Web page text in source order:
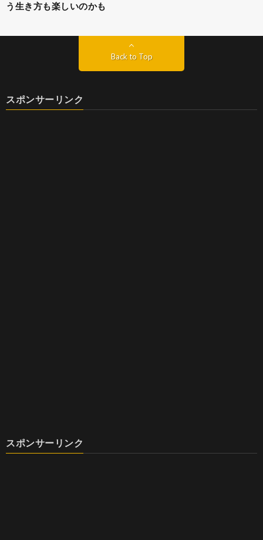
う生き方も楽しいのかも
Back to Top
スポンサーリンク
スポンサーリンク